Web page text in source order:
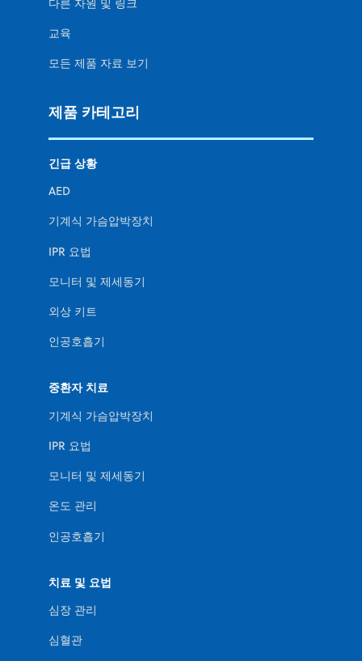
교육
모든 제품 자료 보기
제품 카테고리
긴급 상황
AED
기계식 가슴압박장치
IPR 요법
모니터 및 제세동기
외상 키트
인공호흡기
중환자 치료
기계식 가슴압박장치
IPR 요법
모니터 및 제세동기
온도 관리
인공호흡기
치료 및 요법
심장 관리
심혈관